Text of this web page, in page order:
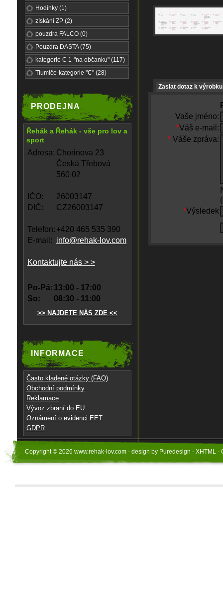
Hodinky (1)
získání ZP (2)
pouzdra FALCO (0)
Pouzdra DASTA (75)
kategorie C 1-"na občanku" (117)
Tlumiče-kategorie "C" (28)
PRODEJNA
Řehák a Řehák - vše pro lov a
sport
Adresa: Chorinova 23
Česká Třebová
560 02
IČO:
26003147
DIČ:
CZ26003147
Telefon: +420 465 535 390
E-mail: info@rehak-lov.com
Kontaktujte nás > >
Po-Pá: 13:00 - 17:00
So:
08:30 - 11:00
>> NAJDETE NÁS ZDE <<
INFORMACE
Často kladené otázky (FAQ)
Obchodní podmínky
Reklamace
Vývoz zbraní do EU
Oznámení o evidenci EET
GDPR
Zaslat dotaz k výrobku
Vaše jméno:
*Váš e-mail:
* Váše zpráva:
*Výsledek
Copyright © 2026 www.rehak-lov.com - design by Puredesign - XHTML -